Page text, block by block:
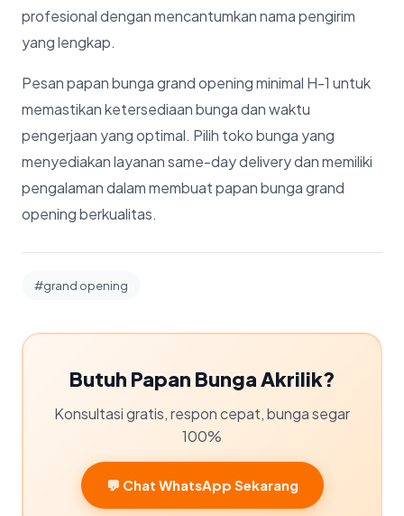
profesional dengan mencantumkan nama pengirim
yang lengkap.
Pesan papan bunga grand opening minimal H-1 untuk
memastikan ketersediaan bunga dan waktu
pengerjaan yang optimal. Pilih toko bunga yang
menyediakan layanan same-day delivery dan memiliki
pengalaman dalam membuat papan bunga grand
opening berkualitas.
#grand opening
Butuh Papan Bunga Akrilik?
Konsultasi gratis, respon cepat, bunga segar
100%
💬 Chat WhatsApp Sekarang